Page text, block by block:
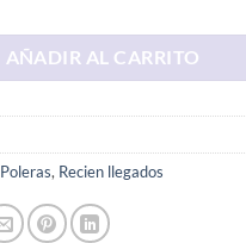
AÑADIR AL CARRITO
Poleras, Recien llegados